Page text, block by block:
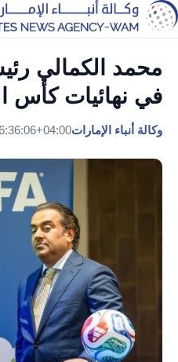
محمد الكمالي
في نهائيات كأس
وكالة أنباء الإمارات